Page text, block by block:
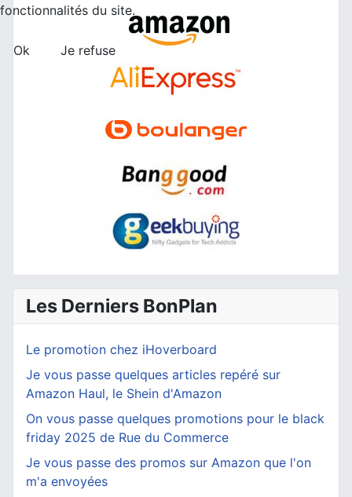
Les Derniers BonPlan
Le promotion chez iHoverboard
Je vous passe quelques articles repéré sur
Amazon Haul, le Shein d'Amazon
On vous passe quelques promotions pour le black
friday 2025 de Rue du Commerce
Je vous passe des promos sur Amazon que l'on
m'a envoyées
fonctionnalités du site.
Ok Je refuse